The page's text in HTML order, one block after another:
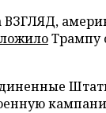
ВЗГЛЯД,
Трампу